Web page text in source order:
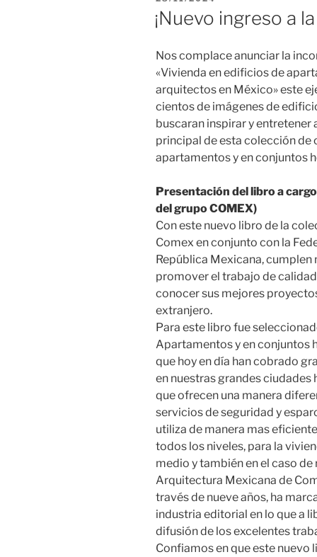
EL
¡Nuevo ingreso a
Nos complace anunciar la
«Vivienda en edificios de
arquitectos en México» este
cientos de imágenes de
buscaran inspirar y
principal de esta colección de
apartamentos y en conjuntos
Presentación del libro a
del grupo COMEX)
Con este nuevo libro de la
Comex en conjunto con la
República Mexicana,
promover el trabajo de
conocer sus mejores
extranjero.
Para este libro fue
Apartamentos y en conjuntos
que hoy en día han cobrado
en nuestras grandes
que ofrecen una manera
servicios de seguridad y
utiliza de manera mas
todos los niveles, para la
medio y también en el caso
Arquitectura Mexicana de
través de nueve años, ha
industria editorial en lo que a
difusión de los excelentes
Confiamos en que este nuevo